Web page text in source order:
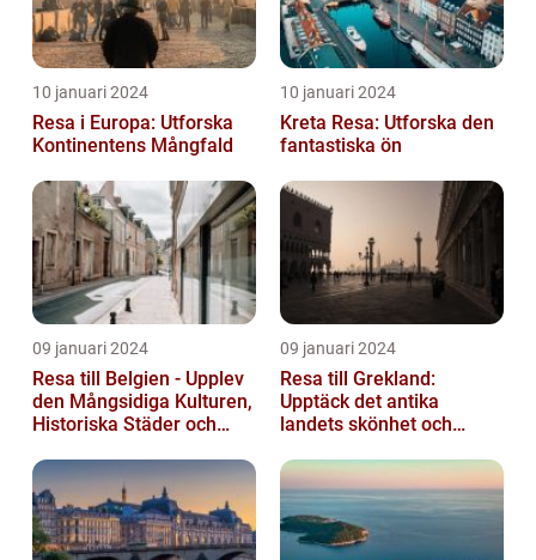
10 januari 2024
Resa i Europa: Utforska
Kontinentens Mångfald
10 januari 2024
Kreta Resa: Utforska den
fantastiska ön
09 januari 2024
Resa till Belgien - Upplev
den Mångsidiga Kulturen,
Historiska Städer och
09 januari 2024
Resa till Grekland:
Upptäck det antika
landets skönhet och